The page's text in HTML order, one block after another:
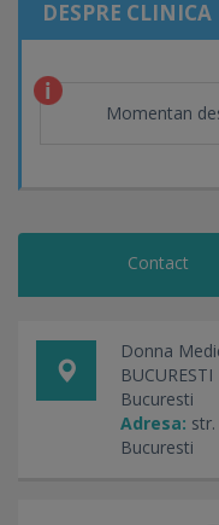
DESPRE CLINICA
Momentan
Contact
Donna
BUCURESTI
Bucuresti
Adresa:
Bucuresti